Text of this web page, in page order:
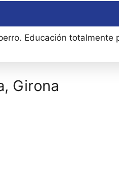
Educación totalmente
Girona